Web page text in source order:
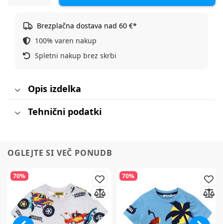
Brezplačna dostava nad 60 €*
100% varen nakup
Spletni nakup brez skrbi
Opis izdelka
Tehnični podatki
OGLEJTE SI VEČ PONUDB
70% 70%